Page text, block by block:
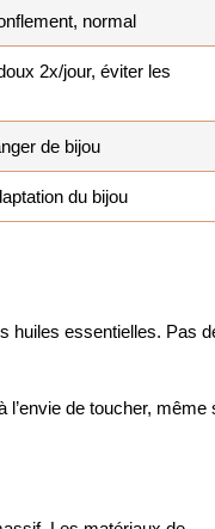
normal
2x/jour, éviter les
de bijou
du bijou
huiles essentielles. Pas
de toucher, même